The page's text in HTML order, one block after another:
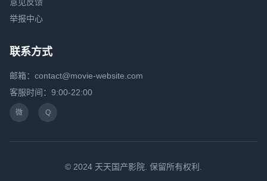
举报中心
联系方式
邮箱：contact@movie-website.com
客服时间：9:00-22:00
微 Q
© 2024 天天国产影院. 保留所有权利.